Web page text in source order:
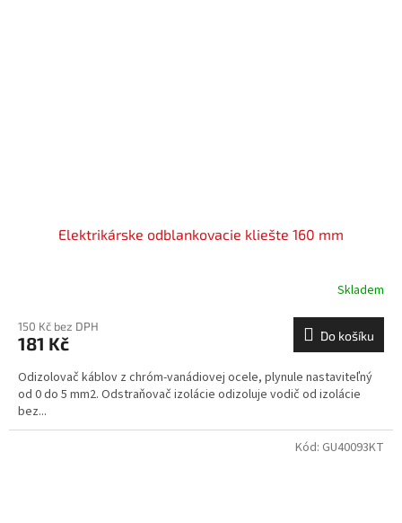
Elektrikárske odblankovacie kliešte 160 mm
Skladem
150 Kč bez DPH
181 Kč Do košíku
Odizolovač káblov z chróm-vanádiovej ocele, plynule nastaviteľný
od 0 do 5 mm2. Odstraňovač izolácie odizoluje vodič od izolácie
bez...
Kód: GU40093KT